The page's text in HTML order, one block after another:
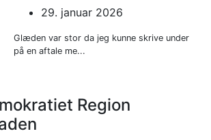
29. januar 2026
Glæden var stor da jeg kunne skrive under
på en aftale me...
Region